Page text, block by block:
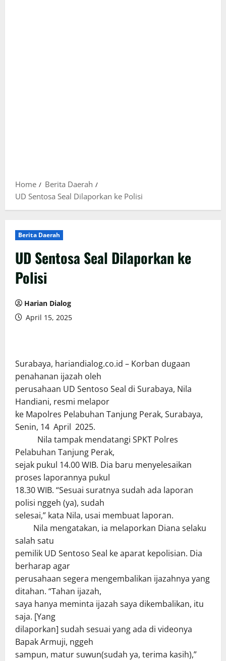
Home
Berita Daerah
UD Sentosa Seal Dilaporkan ke Polisi
Berita Daerah
UD Sentosa Seal Dilaporkan ke
Polisi
Harian Dialog
April 15, 2025
Surabaya, hariandialog.co.id – Korban dugaan
penahanan ijazah oleh
perusahaan UD Sentoso Seal di Surabaya, Nila
Handiani, resmi melapor
ke Mapolres Pelabuhan Tanjung Perak, Surabaya,
Senin, 14 April 2025.
Nila tampak mendatangi SPKT Polres
Pelabuhan Tanjung Perak,
sejak pukul 14.00 WIB. Dia baru menyelesaikan
proses laporannya pukul
18.30 WIB. “Sesuai suratnya sudah ada laporan
polisi nggeh (ya), sudah
selesai,” kata Nila, usai membuat laporan.
Nila mengatakan, ia melaporkan Diana selaku
salah satu
pemilik UD Sentoso Seal ke aparat kepolisian. Dia
berharap agar
perusahaan segera mengembalikan ijazahnya yang
ditahan. “Tahan ijazah,
saya hanya meminta ijazah saya dikembalikan, itu
saja. [Yang
dilaporkan] sudah sesuai yang ada di videonya
Bapak Armuji, nggeh
sampun, matur suwun(sudah ya, terima kasih),”